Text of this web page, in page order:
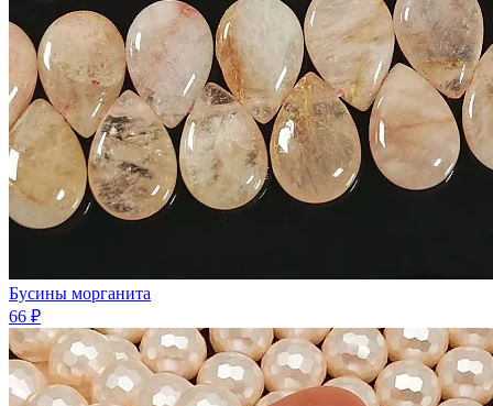
Бусины морганита
66 ₽